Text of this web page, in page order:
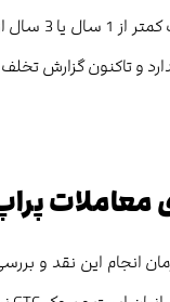
سایت نقد و بررسی نهادهای مالی
و تاکنون گزارش
معاملات